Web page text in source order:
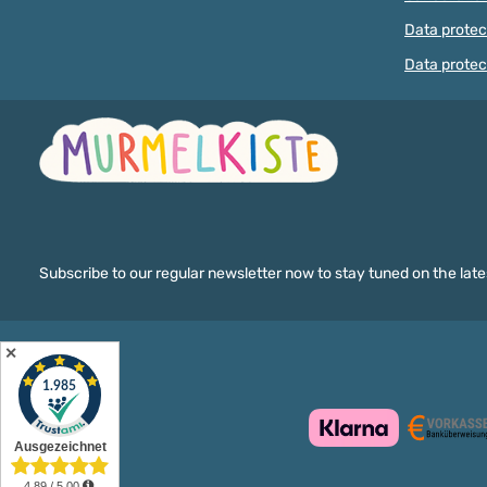
Data
Data
Subscribe to our regular newsletter now to stay tuned on the
✕